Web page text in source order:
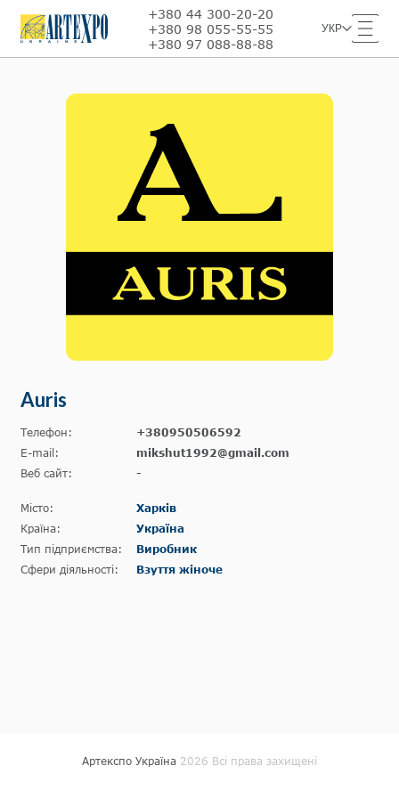
+380 44 300-20-20
+380 98 055-55-55
+380 97 088-88-88
УКР
Auris
Телефон:
+380950506592
E-mail:
mikshut1992@gmail.com
Веб сайт:
-
Місто:
Харків
Країна:
Україна
Тип підприємства:
Виробник
Сфери діяльності:
Взуття жіноче
Артекспо Україна 2026 Всі права захищені